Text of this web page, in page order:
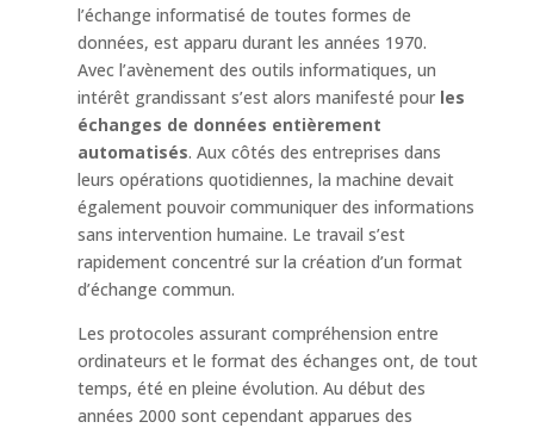
l’échange informatisé de toutes formes de
données, est apparu durant les années 1970.
Avec l’avènement des outils informatiques, un
intérêt grandissant s’est alors manifesté pour les
échanges de données entièrement
automatisés. Aux côtés des entreprises dans
leurs opérations quotidiennes, la machine devait
également pouvoir communiquer des informations
sans intervention humaine. Le travail s’est
rapidement concentré sur la création d’un format
d’échange commun.
Les protocoles assurant compréhension entre
ordinateurs et le format des échanges ont, de tout
temps, été en pleine évolution. Au début des
années 2000 sont cependant apparues des